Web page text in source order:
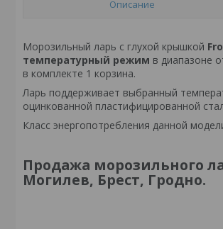
Описание
Морозильный ларь с глухой крышкой
температурный режим в диапазоне
в комплекте 1 корзина.
Ларь поддерживает выбранный
оцинкованной пластифицированной
Класс энергопотребления данной
Продажа морозильного
Могилев, Брест, Гродно.